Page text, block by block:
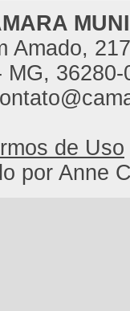
Amado,
MG,
de Uso
por Anne